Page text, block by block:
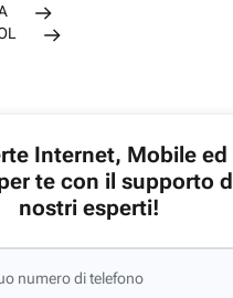
Internet, Mobile ed
te con il supporto
nostri esperti!
numero di telefono